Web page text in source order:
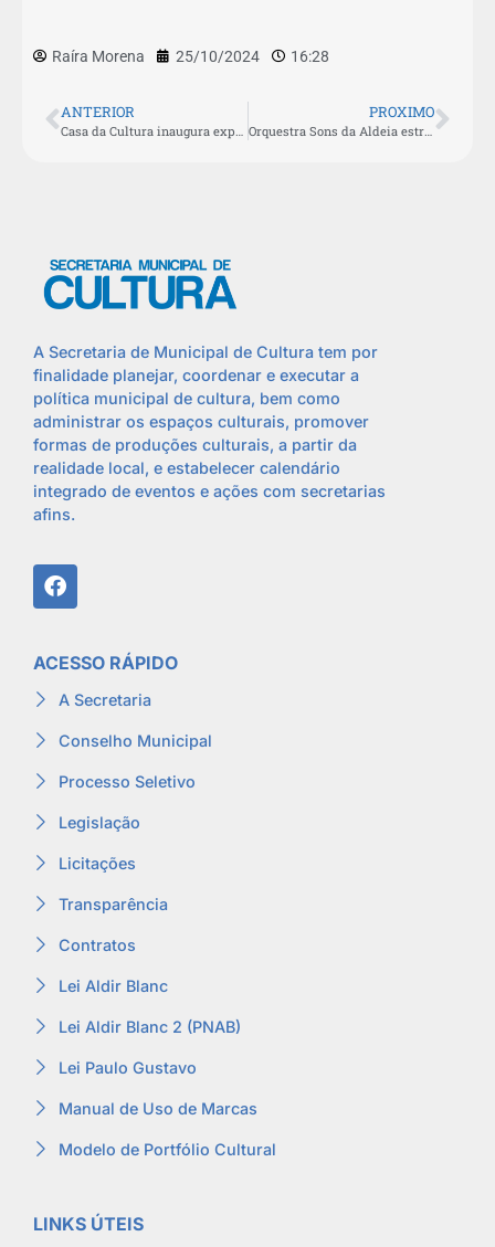
Raíra Morena 25/10/2024 16:28
ANTERIOR PROXIMO
Orquestra Sons da Aldeia estreia no “Boulevard de Portas Abertas” do Theatro Municipal do Rio de Janeiro
A Secretaria de Municipal de Cultura tem por
finalidade planejar, coordenar e executar a
política municipal de cultura, bem como
administrar os espaços culturais, promover
formas de produções culturais, a partir da
realidade local, e estabelecer calendário
integrado de eventos e ações com secretarias
afins.
ACESSO RÁPIDO
A Secretaria
Conselho Municipal
Processo Seletivo
Legislação
Licitações
Transparência
Contratos
Lei Aldir Blanc
Lei Aldir Blanc 2 (PNAB)
Lei Paulo Gustavo
Manual de Uso de Marcas
Modelo de Portfólio Cultural
LINKS ÚTEIS